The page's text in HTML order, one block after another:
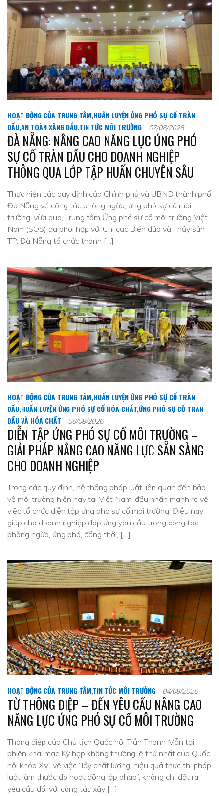
HOẠT ĐỘNG CỦA TRUNG TÂM,HUẤN LUYỆN ỨNG PHÓ SỰ CỐ TRÀN
DẦU,AN TOÀN XĂNG DẦU,TIN TỨC MÔI TRƯỜNG 07/08/2026
ĐÀ NẴNG: NÂNG CAO NĂNG LỰC ỨNG PHÓ
SỰ CỐ TRÀN DẦU CHO DOANH NGHIỆP
THÔNG QUA LỚP TẬP HUẤN CHUYÊN SÂU
Thực hiện các quy định của Chính phủ và UBND thành phố
Đà Nẵng về công tác phòng ngừa, ứng phó sự cố môi
trường, vừa qua, Trung tâm Ứng phó sự cố môi trường Việt
Nam (SOS) đã phối hợp với Chi cục Biển đảo và Thủy sản
TP. Đà Nẵng tổ chức thành […]
HOẠT ĐỘNG CỦA TRUNG TÂM,HUẤN LUYỆN ỨNG PHÓ SỰ CỐ TRÀN
DẦU,HUẤN LUYỆN ỨNG PHÓ SỰ CỐ HÓA CHẤT,ỨNG PHÓ SỰ CỐ TRÀN
DẦU VÀ HÓA CHẤT
06/08/2026
DIỄN TẬP ỨNG PHÓ SỰ CỐ MÔI TRƯỜNG –
GIẢI PHÁP NÂNG CAO NĂNG LỰC SẴN SÀNG
CHO DOANH NGHIỆP
Trong các quy định, hệ thống pháp luật liên quan đến bảo
vệ môi trường hiện nay tại Việt Nam, đều nhấn mạnh rõ về
việc tổ chức diễn tập ứng phó sự cố môi trường. Điều này
giúp cho doanh nghiệp đáp ứng yêu cầu trong công tác
phòng ngừa, ứng phó, đồng thời, […]
HOẠT ĐỘNG CỦA TRUNG TÂM,TIN TỨC MÔI TRƯỜNG 04/08/2026
TỪ THÔNG ĐIỆP – ĐẾN YÊU CẦU NÂNG CAO
NĂNG LỰC ỨNG PHÓ SỰ CỐ MÔI TRƯỜNG
Thông điệp của Chủ tịch Quốc hội Trần Thanh Mẫn tại
phiên khai mạc Kỳ họp không thường lệ thứ nhất của Quốc
hội khóa XVI về việc “lấy chất lượng, hiệu quả thực thi pháp
luật làm thước đo hoạt động lập pháp”, không chỉ đặt ra
yêu cầu đối với công tác xây […]